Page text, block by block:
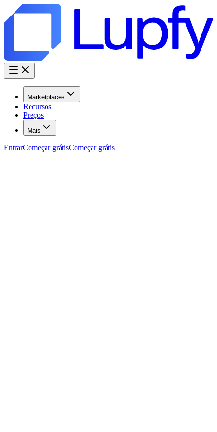
Marketplaces
Recursos
Preços
Mais
EntrarComeçar grátisComeçar grátis